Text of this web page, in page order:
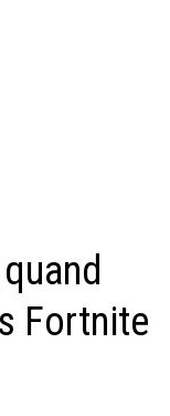
Fortnite